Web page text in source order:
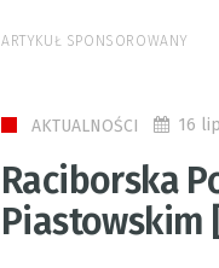
ARTYKUŁ SPONSOROWANY
AKTUALNOŚCI 16
Raciborska
Piastowskim